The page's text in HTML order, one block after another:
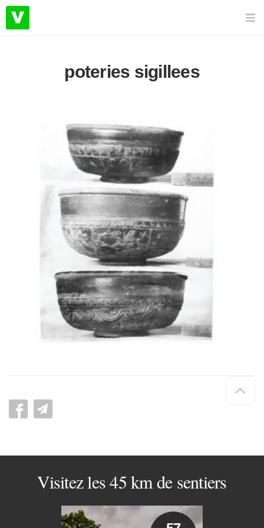
poteries sigillees
de
Visitez les 45 km de sentiers